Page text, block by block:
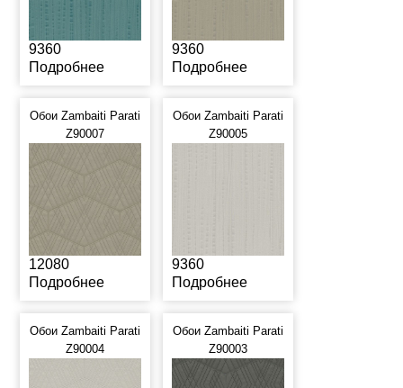
9360
Подробнее
9360
Подробнее
Обои Zambaiti Parati
Z90007
12080
Подробнее
Обои Zambaiti Parati
Z90005
9360
Подробнее
Обои Zambaiti Parati
Z90004
Обои Zambaiti Parati
Z90003